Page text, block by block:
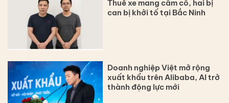
Thuê xe mang cầm cố, hai bị
can bị khởi tố tại Bắc Ninh
Doanh nghiệp Việt mở rộng
xuất khẩu trên Alibaba, AI trở
thành động lực mới